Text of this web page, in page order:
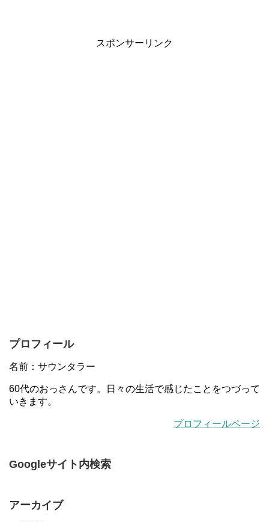
スポンサーリンク
プロフィール
名前：サウンタラー
60代のおっさんです。日々の生活で感じたことをつづって
いきます。
プロフィールページ
Googleサイト内検索
アーカイブ